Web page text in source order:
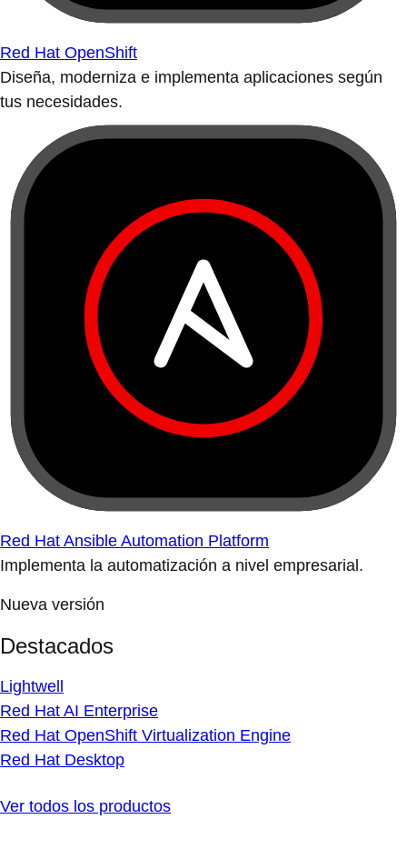
Red Hat OpenShift
Diseña, moderniza e implementa aplicaciones según
tus necesidades.
Red Hat Ansible Automation Platform
Implementa la automatización a nivel empresarial.
Nueva versión
Destacados
Lightwell
Red Hat AI Enterprise
Red Hat OpenShift Virtualization Engine
Red Hat Desktop
Ver todos los productos